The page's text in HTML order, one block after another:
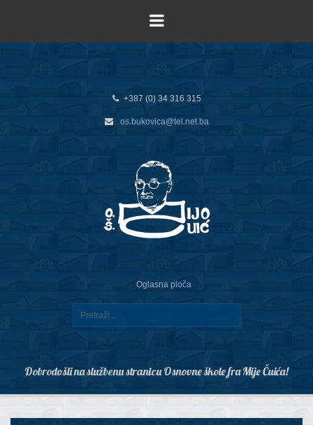
+387 (0) 34 316 315
os.bukovica@tel.net.ba
Oglasna ploča
Dobrodošli na službenu stranicu Osnovne škole fra Mije Čuića!